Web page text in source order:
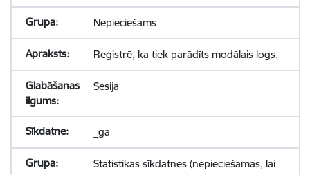
Nepieciešams
Reģistrē, ka tiek parādīts modālais logs.
Sesija
_ga
Statistikas sīkdatnes (nepieciešamas, lai